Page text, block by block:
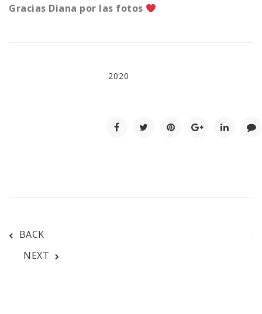
Gracias Diana por las fotos
2020
BACK
NEXT